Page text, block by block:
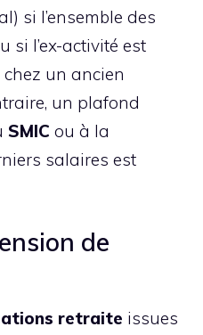
si l’ensemble des
si l’ex-activité est
un ancien
un plafond
SMIC ou à la
salaires est
de
retraite issues